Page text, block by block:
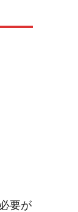
要が